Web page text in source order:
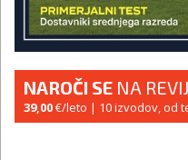
NAROČI SE NA
39,00€/leto | 10 izvodov, od